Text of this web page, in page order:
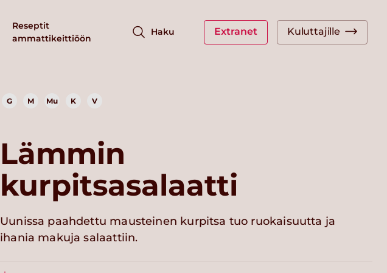
Reseptit
ammattikeittiöön
Haku Extranet Kuluttajille
G M Mu K V
Lämmin
kurpitsasalaatti
Uunissa paahdettu mausteinen kurpitsa tuo ruokaisuutta ja
ihania makuja salaattiin.